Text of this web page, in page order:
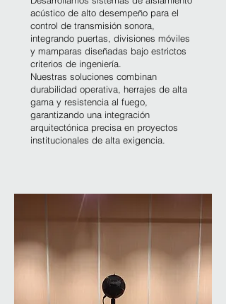
acústico de alto desempeño para el
control de transmisión sonora,
integrando puertas, divisiones móviles
y mamparas diseñadas bajo estrictos
criterios de ingeniería.
Nuestras soluciones combinan
durabilidad operativa, herrajes de alta
gama y resistencia al fuego,
garantizando una integración
arquitectónica precisa en proyectos
institucionales de alta exigencia.